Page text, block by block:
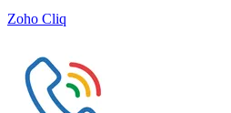
Zoho Cliq